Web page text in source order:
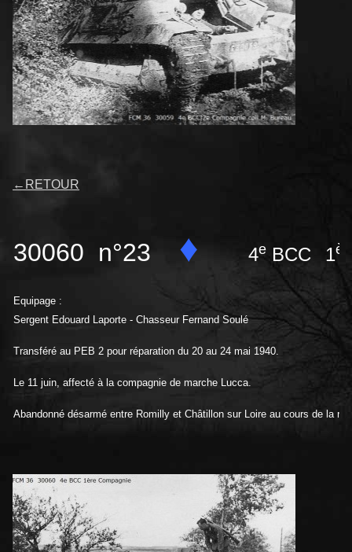
← RETOUR
30060 n°23 ♦ 4e BCC 1
Equipage :
Sergent Edouard Laporte - Chasseur Fernand Soulé
Transféré au PEB 2 pour réparation du 20 au 24 mai 1940.
Le 11 juin, affecté à la compagnie de marche Lucca.
Abandonné désarmé entre Romilly et Châtillon sur Loire au cours de la